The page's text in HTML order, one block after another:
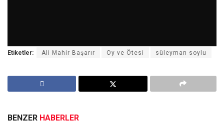
Etiketler: Ali Mahir Başarır Oy ve Ötesi süleyman soylu
BENZER HABERLER